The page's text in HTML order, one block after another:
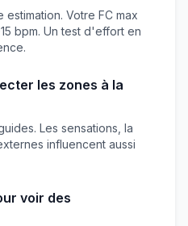
Votre FC max
bpm. Un test d'effort en
les zones à la
Les sensations, la
influencent aussi
voir des